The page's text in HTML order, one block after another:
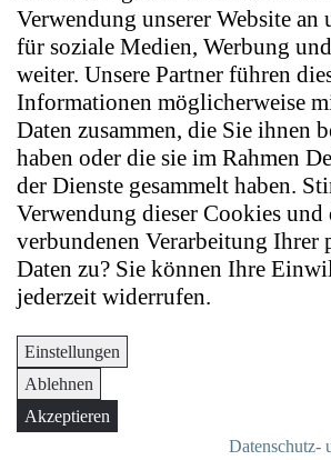
Verwendung unserer Website an
für soziale Medien, Werbung
weiter. Unsere Partner führen
Informationen möglicherweise
Daten zusammen, die Sie ihnen
haben oder die sie im Rahmen
der Dienste gesammelt haben.
Verwendung dieser Cookies und
verbundenen Verarbeitung Ihrer
Daten zu? Sie können Ihre
jederzeit widerrufen.
Einstellungen
Ablehnen
Akzeptieren
Datenschutz-